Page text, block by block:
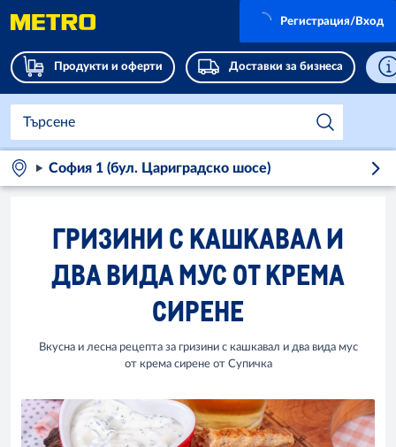
Продукти и оферти Доставки за бизнеса
Регистрация/Вход
София 1 (бул. Цариградско шосе)
ГРИЗИНИ С КАШКАВАЛ И
ДВА ВИДА МУС ОТ КРЕМА
СИРЕНЕ
Вкусна и лесна рецепта за гризини с кашкавал и два вида мус
от крема сирене от Супичка